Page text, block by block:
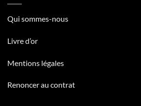
Qui sommes-nous
Livre d’or
Mentions légales
Renoncer au contrat